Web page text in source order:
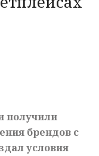
получили
брендов с
условия